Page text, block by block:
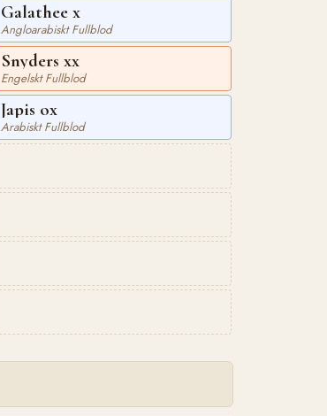
Galathee x
Angloarabiskt Fullblod
Snyders xx
Engelskt Fullblod
Japis ox
Arabiskt Fullblod